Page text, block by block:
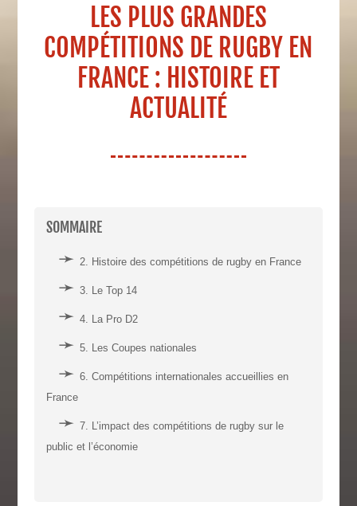
LES PLUS GRANDES
COMPÉTITIONS DE RUGBY EN
FRANCE : HISTOIRE ET
ACTUALITÉ
SOMMAIRE
2. Histoire des compétitions de rugby en France
3. Le Top 14
4. La Pro D2
5. Les Coupes nationales
6. Compétitions internationales accueillies en
France
7. L’impact des compétitions de rugby sur le
public et l’économie